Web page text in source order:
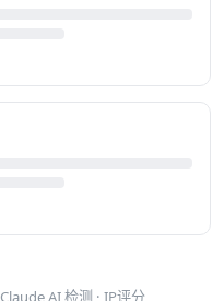
Claude AI 检测 · IP评分